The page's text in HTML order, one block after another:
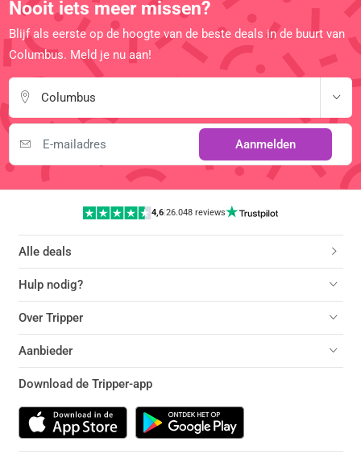
Nooit iets meer missen?
Blijf als eerste op de hoogte van de beste deals in de buurt van
Columbus. Meld je nu aan!
Columbus
Aanmelden
4,6 |26.048 reviews
Alle deals
Hulp nodig?
Over Tripper
Aanbieder
Download de Tripper-app